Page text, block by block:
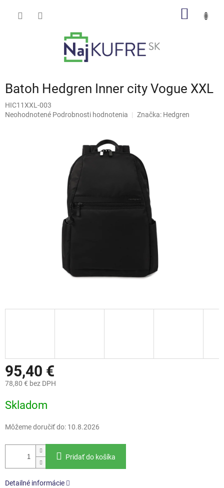
Batoh Hedgren Inner city Vogue XXL
HIC11XXL-003
Priemerné
Neohodnotené Podrobnosti hodnotenia Značka: Hedgren
95,40 €
78,80 € bez DPH
cena:
Skladom
Môžeme doručiť do: 10.8.2026
Pridať do košíka
Detailné informácie